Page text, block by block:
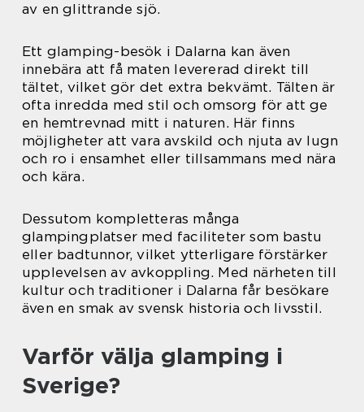
av en glittrande sjö.
Ett glamping-besök i Dalarna kan även
innebära att få maten levererad direkt till
tältet, vilket gör det extra bekvämt. Tälten är
ofta inredda med stil och omsorg för att ge
en hemtrevnad mitt i naturen. Här finns
möjligheter att vara avskild och njuta av lugn
och ro i ensamhet eller tillsammans med nära
och kära.
Dessutom kompletteras många
glampingplatser med faciliteter som bastu
eller badtunnor, vilket ytterligare förstärker
upplevelsen av avkoppling. Med närheten till
kultur och traditioner i Dalarna får besökare
även en smak av svensk historia och livsstil.
Varför välja glamping i
Sverige?